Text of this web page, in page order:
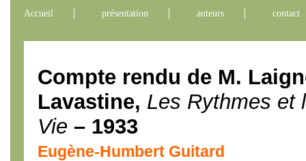
Accueil présentation auteurs contact
Compte rendu de M.
Lavastine, Les Rythmes et
Vie – 1933
Eugène-Humbert Guitard